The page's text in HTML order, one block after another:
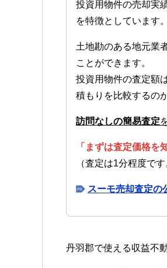
投資用物件の売却実
を特徴としています。
土地勘のある地元業
ことができます。
投資用物件の査定額
積もりを比較するの
訪問なしの簡易査定
「まずは査定価格を
（査定は1分程度です
スーモ売却査定の
丹羽郡で使える収益不